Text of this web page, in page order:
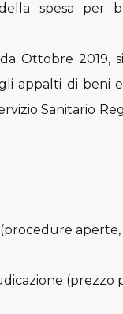
spesa per
Ottobre 2019,
appalti di beni
Sanitario
aperte,